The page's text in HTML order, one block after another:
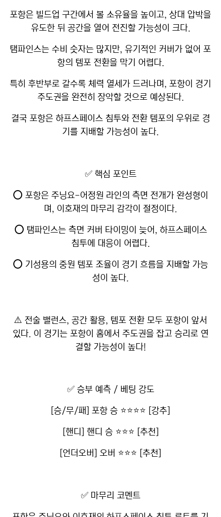
포항은 빌드업 구간에서 볼 소유율을 높이고, 상대 압박을
유도한 뒤 공간을 열어 전진할 가능성이 크다.
탬파인스는 수비 숫자는 많지만, 유기적인 커버가 없어 포
항의 템포 전환을 막기 어렵다.
특히 후반부로 갈수록 체력 열세가 드러나며, 포항이 경기
주도권을 완전히 장악할 것으로 예상된다.
결국 포항은 하프스페이스 침투와 전환 템포의 우위로 경
기를 지배할 가능성이 높다.
✅ 핵심 포인트
⭕ 포항은 주닝요-어정원 라인의 측면 전개가 완성형이
며, 이호재의 마무리 감각이 절정이다.
⭕ 탬파인스는 측면 커버 타이밍이 늦어, 하프스페이스
침투에 대응이 어렵다.
⭕ 기성용의 중원 템포 조율이 경기 흐름을 지배할 가능
성이 높다.
⚠️ 전술 밸런스, 공간 활용, 템포 전환 모두 포항이 앞서
있다. 이 경기는 포항이 홈에서 주도권을 잡고 승리로 연
결할 가능성이 높다!
✅ 승부 예측 / 베팅 강도
[승/무/패] 포항 승 ⭐⭐⭐⭐ [강추]
[핸디] 핸디 승 ⭐⭐⭐ [추천]
[언더오버] 오버 ⭐⭐⭐ [추천]
✅ 마무리 코멘트